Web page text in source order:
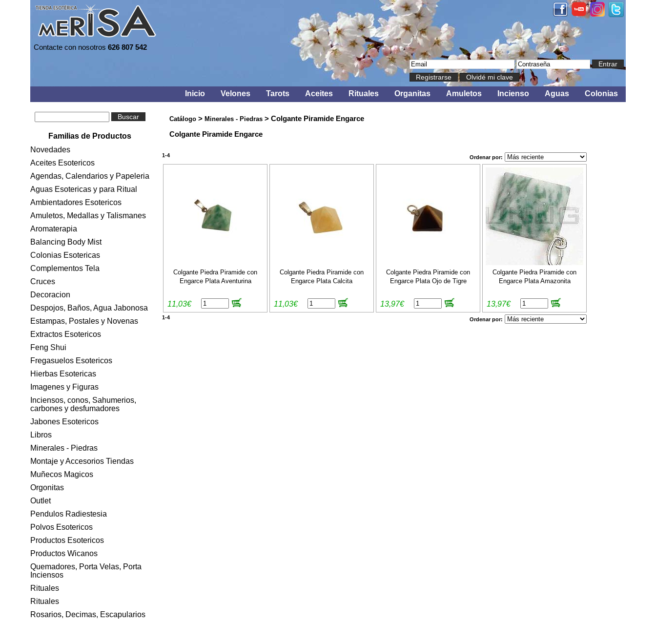
Contacte con nosotros 626 807 542
Entrar
Registrarse
Olvidé mi clave
Inicio Velones Tarots Aceites Rituales Organitas Amuletos Incienso Aguas Colonias
Buscar
Familias de Productos
Novedades
Aceites Esotericos
Agendas, Calendarios y Papeleria
Aguas Esotericas y para Ritual
Ambientadores Esotericos
Amuletos, Medallas y Talismanes
Aromaterapia
Balancing Body Mist
Colonias Esotericas
Complementos Tela
Cruces
Decoracion
Despojos, Baños, Agua Jabonosa
Estampas, Postales y Novenas
Extractos Esotericos
Feng Shui
Fregasuelos Esotericos
Hierbas Esotericas
Imagenes y Figuras
Inciensos, conos, Sahumerios,
carbones y desfumadores
Jabones Esotericos
Libros
Minerales - Piedras
Montaje y Accesorios Tiendas
Muñecos Magicos
Orgonitas
Outlet
Pendulos Radiestesia
Polvos Esotericos
Productos Esotericos
Productos Wicanos
Quemadores, Porta Velas, Porta
Inciensos
Rituales
Rituales
Rosarios, Decimas, Escapularios
Catálogo > Minerales - Piedras > Colgante Piramide Engarce
Colgante Piramide Engarce
1-4 Ordenar por:
Colgante Piedra Piramide con
Engarce Plata Aventurina
11,03€
Colgante Piedra Piramide con
Engarce Plata Calcita
11,03€
Colgante Piedra Piramide con
Engarce Plata Ojo de Tigre
13,97€
Colgante Piedra Piramide con
Engarce Plata Amazonita
13,97€
1-4 Ordenar por: